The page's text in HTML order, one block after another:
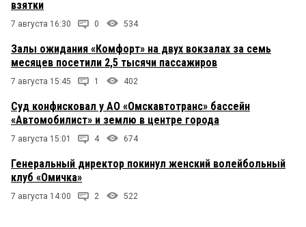
взятки
7 августа 16:30 0 534
Залы ожидания «Комфорт» на двух вокзалах за семь
месяцев посетили 2,5 тысячи пассажиров
7 августа 15:45 1 402
Суд конфисковал у АО «Омскавтотранс» бассейн
«Автомобилист» и землю в центре города
7 августа 15:01 4 674
Генеральный директор покинул женский волейбольный
клуб «Омичка»
7 августа 14:00 2 522